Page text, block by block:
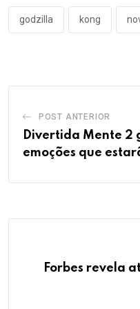
godzilla kong
POST ANTERIOR
Divertida Mente 2
emoções que
Forbes revela